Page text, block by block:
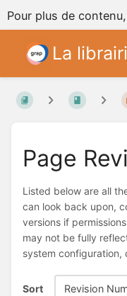
Pour plus de
La
Page
Listed below are all
can look back upon,
versions if
may not be fully
system configuration,
Sort Revision